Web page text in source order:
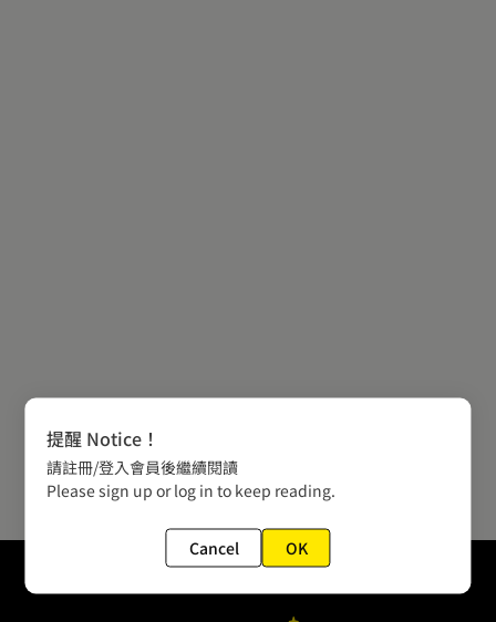
提醒 Notice！
請註冊/登入會員後繼續閱讀
Please sign up or log in to keep reading.
Cancel OK